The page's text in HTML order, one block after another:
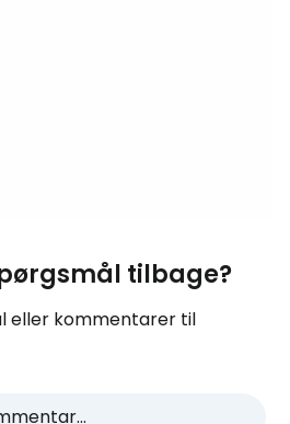
tilbage?
eller kommentarer til